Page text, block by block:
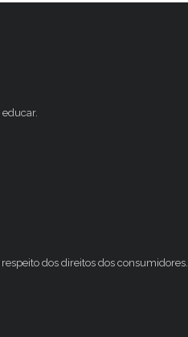
dos direitos dos consumidores.